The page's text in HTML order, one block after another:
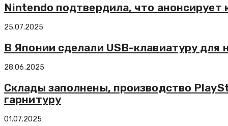
Nintendo подтвердила, что
25.07.2025
В Японии сделали USB-клавиатуру для
28.06.2025
Склады заполнены, производство
гарнитуру
01.07.2025